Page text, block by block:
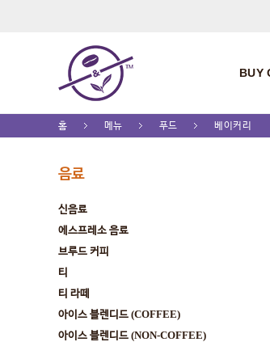
BUY
홈 메뉴 푸드 베이커리
음료
신음료
에스프레소 음료
브루드 커피
티
티 라떼
아이스 블렌디드 (COFFEE)
아이스 블렌디드 (NON-COFFEE)